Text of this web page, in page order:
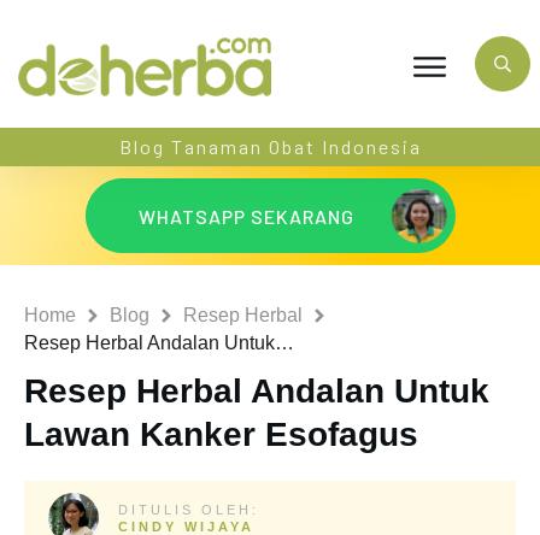
Blog Tanaman Obat Indonesia
WHATSAPP SEKARANG
Home Blog
Resep Herbal
Resep Herbal Andalan Untuk Lawan Kanker Esofagus
Resep Herbal Andalan Untuk
Lawan Kanker Esofagus
DITULIS OLEH:
CINDY WIJAYA